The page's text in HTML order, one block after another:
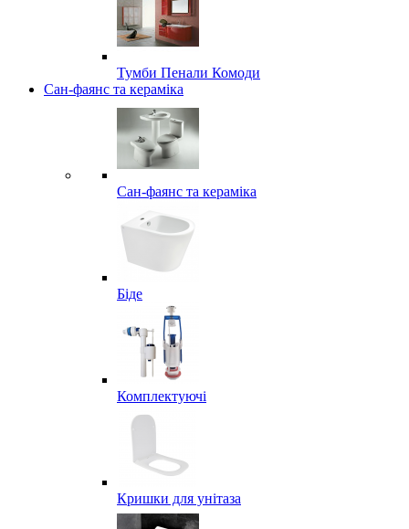
Тумби Пенали Комоди
Сан-фаянс та кераміка
Сан-фаянс та кераміка
Біде
Комплектуючі
Кришки для унітаза